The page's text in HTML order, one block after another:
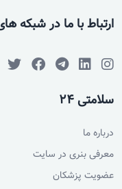
ارتباط با ما در شبکه
سلامتی 24
درباره ما
معرفی بنری در سایت
عضویت پزشکان